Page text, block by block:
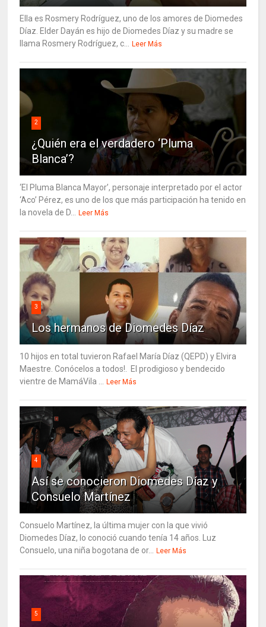
Ella es Rosmery Rodríguez, uno de los amores de Diomedes
Díaz. Elder Dayán es hijo de Diomedes Díaz y su madre se
llama Rosmery Rodríguez, c... Leer Más
2
¿Quién era el verdadero ‘Pluma
Blanca’?
‘El Pluma Blanca Mayor’, personaje interpretado por el actor
‘Aco’ Pérez, es uno de los que más participación ha tenido en
la novela de D... Leer Más
3
Los hermanos de Diomedes Díaz
10 hijos en total tuvieron Rafael María Díaz (QEPD) y Elvira
Maestre. Conócelos a todos!. El prodigioso y bendecido
vientre de MamáVila ... Leer Más
4
Así se conocieron Diomedes Díaz y
Consuelo Martínez
Consuelo Martínez, la última mujer con la que vivió
Diomedes Díaz, lo conoció cuando tenía 14 años. Luz
Consuelo, una niña bogotana de or... Leer Más
5